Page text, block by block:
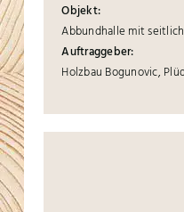
Objekt:
Abbundhalle mit
Auftraggeber:
Holzbau Bogunovic,